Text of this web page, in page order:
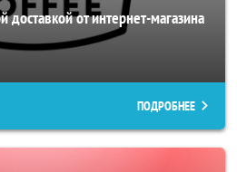
доставкой от интернет-магазина
ПОДРОБНЕЕ